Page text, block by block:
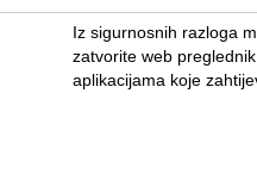
Iz sigurnosnih razloga
zatvorite web
aplikacijama koje